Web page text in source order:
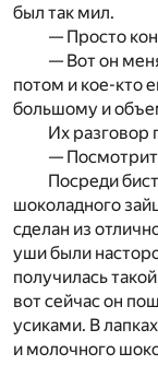
был так мил.
— Просто
— Вот он
потом и кое-кто
большому и
Их разговор
—
Посреди
шоколадного
сделан из
уши были
получилась
вот сейчас он
усиками. В
и молочного